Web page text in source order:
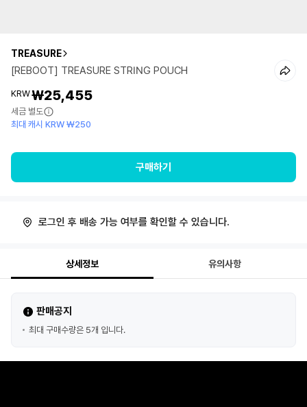
TREASURE
[REBOOT] TREASURE STRING POUCH
KRW₩25,455
세금 별도
최대 캐시 KRW ₩250
구매하기
로그인 후 배송 가능 여부를 확인할 수 있습니다.
상세정보 유의사항
판매공지
최대 구매수량은 5개 입니다.